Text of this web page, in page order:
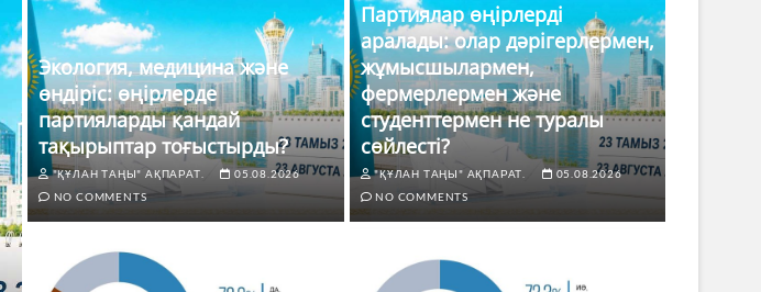
Экология, медицина және
өндіріс: өңірлерде
партияларды қандай
тақырыптар тоғыстырды?
"ҚҰЛАН ТАҢЫ" АҚПАРАТ.
05.08.2026
NO COMMENTS
Партиялар өңірлерді
аралады: олар дәрігерлермен,
жұмысшылармен,
фермерлермен және
студенттермен не туралы
сөйлесті?
"ҚҰЛАН ТАҢЫ" АҚПАРАТ.
05.08.2026
NO COMMENTS